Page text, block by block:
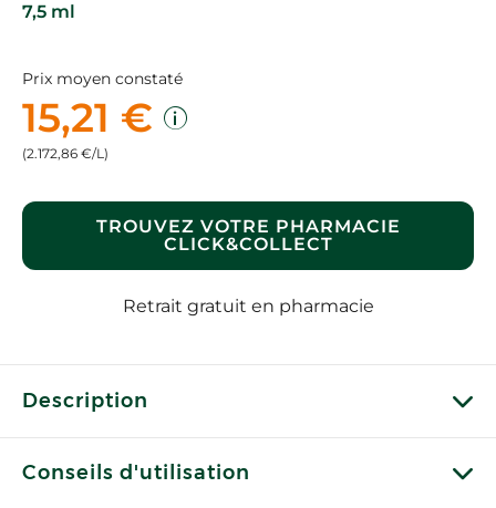
7,5 ml
Prix moyen constaté
15,21 €
(2.172,86 €/L)
TROUVEZ VOTRE PHARMACIE
CLICK&COLLECT
Retrait gratuit en pharmacie
Description
Conseils d'utilisation